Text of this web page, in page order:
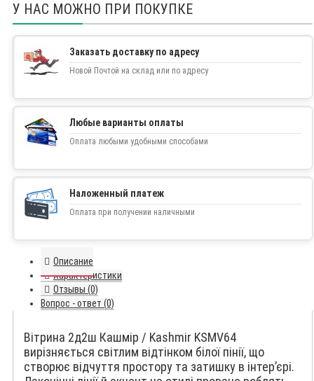
У НАС МОЖНО ПРИ ПОКУПКЕ
Заказать доставку по адресу
Новой Почтой на склад или по адресу
Любые варианты оплаты
Оплата любыми удобными способами
Наложенный платеж
Оплата при получении наличными
Описание
Характеристики
Отзывы (0)
Вопрос - ответ (0)
Вітрина 2д2ш Кашмір / Kashmir KSMV64
вирізняється світлим відтінком білої пінії, що
створює відчуття простору та затишку в інтер’єрі.